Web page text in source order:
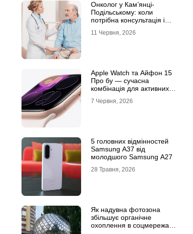
Онколог у Кам’янці-
Подільському: коли
потрібна консультація і
обстеження?
11 Червня, 2026
Apple Watch та Айфон 15
Про бу — сучасна
комбінація для активних
7 Червня, 2026
5 головних відмінностей
Samsung A37 від
молодшого Samsung A27
28 Травня, 2026
Як надувна фотозона
збільшує органічне
охоплення в соцмережах: